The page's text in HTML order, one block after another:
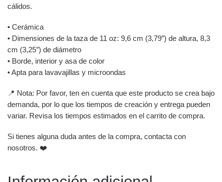
cálidos.
• Cerámica
• Dimensiones de la taza de 11 oz: 9,6 cm (3,79″) de altura, 8,3
cm (3,25″) de diámetro
• Borde, interior y asa de color
• Apta para lavavajillas y microondas
📍 Nota: Por favor, ten en cuenta que este producto se crea bajo
demanda, por lo que los tiempos de creación y entrega pueden
variar. Revisa los tiempos estimados en el carrito de compra.
Si tienes alguna duda antes de la compra, contacta con
nosotros. ❤️